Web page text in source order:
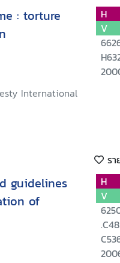
: torture
International
H
V
รา
guidelines
of
H
V
.C48